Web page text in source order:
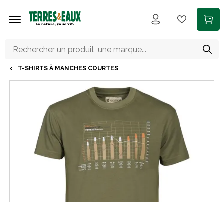
T-SHIRTS À MANCHES COURTES